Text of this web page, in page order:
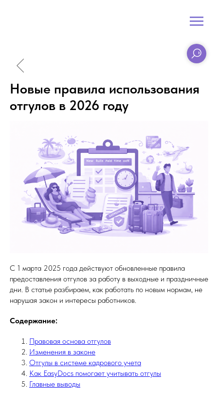
Новые правила использования
отгулов в 2026 году
С 1 марта 2025 года действуют обновленные правила
предоставления отгулов за работу в выходные и праздничные
дни. В статье разбираем, как работать по новым нормам, не
нарушая закон и интересы работников.
Содержание:
Правовая основа отгулов
Изменения в законе
Отгулы в системе кадрового учета
Как EasyDocs помогает учитывать отгулы
Главные выводы